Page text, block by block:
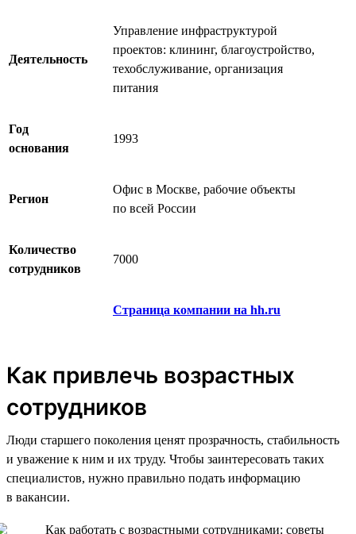
Деятельность
Управление инфраструктурой
проектов: клининг, благоустройство,
техобслуживание, организация
питания
Год
основания
1993
Регион
Офис в Москве, рабочие объекты
по всей России
Количество
сотрудников
7000
Страница компании на hh.ru
Как привлечь возрастных
сотрудников
Люди старшего поколения ценят прозрачность, стабильность
и уважение к ним и их труду. Чтобы заинтересовать таких
специалистов, нужно правильно подать информацию
в вакансии.